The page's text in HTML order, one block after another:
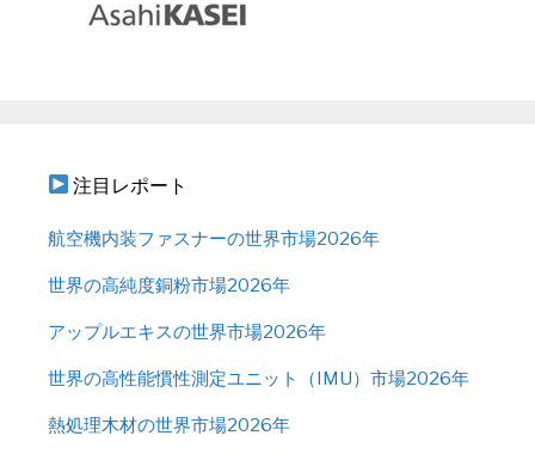
注目レポート
航空機内装ファスナーの世界市場2026年
世界の高純度銅粉市場2026年
アップルエキスの世界市場2026年
世界の高性能慣性測定ユニット（IMU）市場2026年
熱処理木材の世界市場2026年